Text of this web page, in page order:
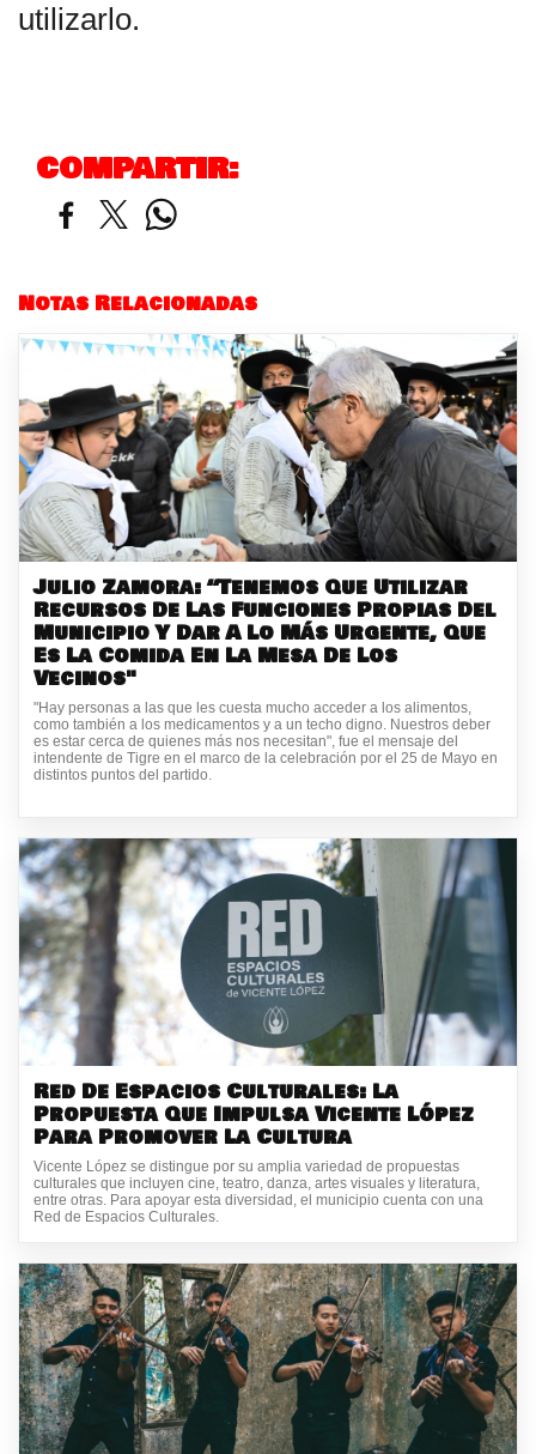
utilizarlo.
COMPARTIR:
Notas Relacionadas
Julio Zamora: “Tenemos Que Utilizar
Recursos De Las Funciones Propias Del
Municipio Y Dar A Lo Más Urgente, Que
Es La Comida En La Mesa De Los
Vecinos"
"Hay personas a las que les cuesta mucho acceder a los alimentos,
como también a los medicamentos y a un techo digno. Nuestros deber
es estar cerca de quienes más nos necesitan", fue el mensaje del
intendente de Tigre en el marco de la celebración por el 25 de Mayo en
distintos puntos del partido.
Red De Espacios Culturales: La
Propuesta Que Impulsa Vicente López
Para Promover La Cultura
Vicente López se distingue por su amplia variedad de propuestas
culturales que incluyen cine, teatro, danza, artes visuales y literatura,
entre otras. Para apoyar esta diversidad, el municipio cuenta con una
Red de Espacios Culturales.